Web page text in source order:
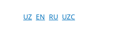
UZ EN RU UZC